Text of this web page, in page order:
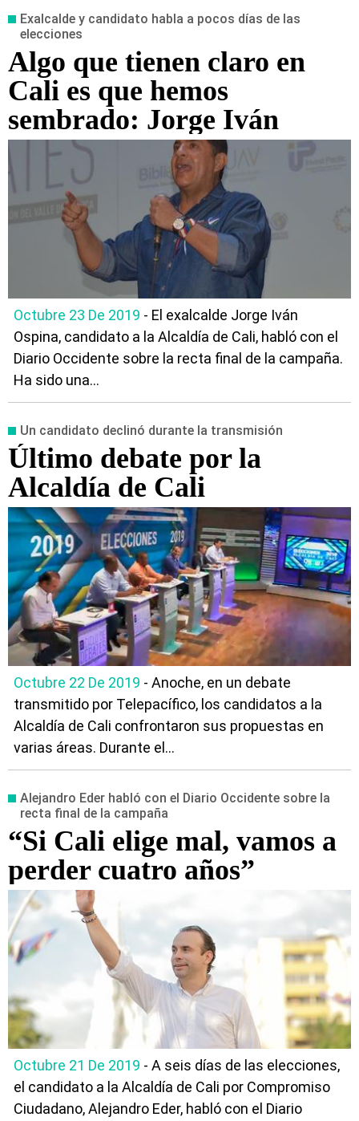
Exalcalde y candidato habla a pocos días de las
elecciones
Algo que tienen claro en
Cali es que hemos
sembrado: Jorge Iván
Octubre 23 De 2019 - El exalcalde Jorge Iván
Ospina, candidato a la Alcaldía de Cali, habló con el
Diario Occidente sobre la recta final de la campaña.
Ha sido una...
Un candidato declinó durante la transmisión
Último debate por la
Alcaldía de Cali
Octubre 22 De 2019 - Anoche, en un debate
transmitido por Telepacífico, los candidatos a la
Alcaldía de Cali confrontaron sus propuestas en
varias áreas. Durante el...
Alejandro Eder habló con el Diario Occidente sobre la
recta final de la campaña
“Si Cali elige mal, vamos a
perder cuatro años”
Octubre 21 De 2019 - A seis días de las elecciones,
el candidato a la Alcaldía de Cali por Compromiso
Ciudadano, Alejandro Eder, habló con el Diario